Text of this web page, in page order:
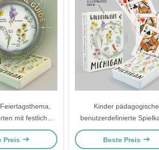
mit festlichem
Drucken
Preis
Kinder pädagogische
benutzerdefinierte
mit Alphabet-Lernthema
lustige Gestaltung für
Beste Preis